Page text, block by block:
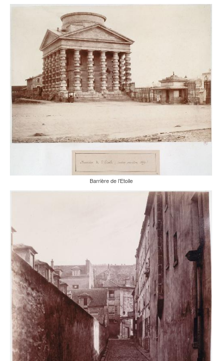
Barrière de l’Etoile